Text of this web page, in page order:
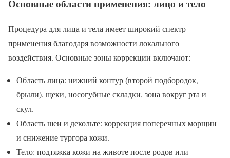
Основные области применения: лицо и тело
Процедура для лица и тела имеет широкий спектр
применения благодаря возможности локального
воздействия. Основные зоны коррекции включают:
Область лица: нижний контур (второй подбородок,
брыли), щеки, носогубные складки, зона вокруг рта и
скул.
Область шеи и декольте: коррекция поперечных морщин
и снижение тургора кожи.
Тело: подтяжка кожи на животе после родов или